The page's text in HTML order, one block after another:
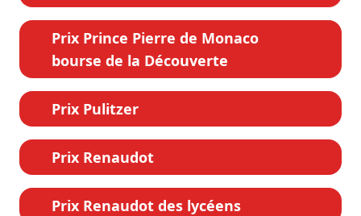
Prix Prince Pierre de Monaco
bourse de la Découverte
Prix Pulitzer
Prix Renaudot
Prix Renaudot des lycéens